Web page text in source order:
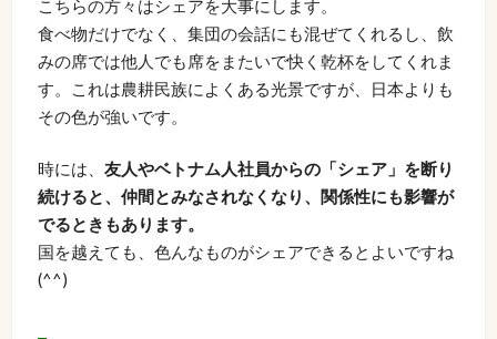
こちらの方々はシェアを大事にします。
食べ物だけでなく、集団の会話にも混ぜてくれるし、飲
みの席では他人でも席をまたいで快く乾杯をしてくれま
す。これは農耕民族によくある光景ですが、日本よりも
その色が強いです。
時には、 友人やベトナム人社員からの「シェア」を断り
続けると、仲間とみなされなくなり、関係性にも影響が
でるときもあります。
国を越えても、色んなものがシェアできるとよいですね
(^^)